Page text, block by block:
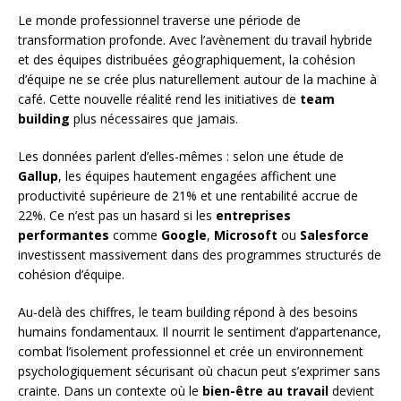
Le monde professionnel traverse une période de
transformation profonde. Avec l’avènement du travail hybride
et des équipes distribuées géographiquement, la cohésion
d’équipe ne se crée plus naturellement autour de la machine à
café. Cette nouvelle réalité rend les initiatives de team
building plus nécessaires que jamais.
Les données parlent d’elles-mêmes : selon une étude de
Gallup, les équipes hautement engagées affichent une
productivité supérieure de 21% et une rentabilité accrue de
22%. Ce n’est pas un hasard si les entreprises
performantes comme Google, Microsoft ou Salesforce
investissent massivement dans des programmes structurés de
cohésion d’équipe.
Au-delà des chiffres, le team building répond à des besoins
humains fondamentaux. Il nourrit le sentiment d’appartenance,
combat l’isolement professionnel et crée un environnement
psychologiquement sécurisant où chacun peut s’exprimer sans
crainte. Dans un contexte où le bien-être au travail devient